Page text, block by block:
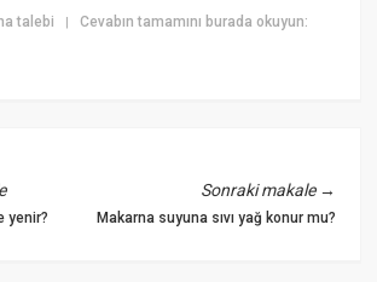
talebi |Cevabın tamamını burada okuyun:
yenir?
Sonraki makale→
Makarna suyuna sıvı yağ konur mu?